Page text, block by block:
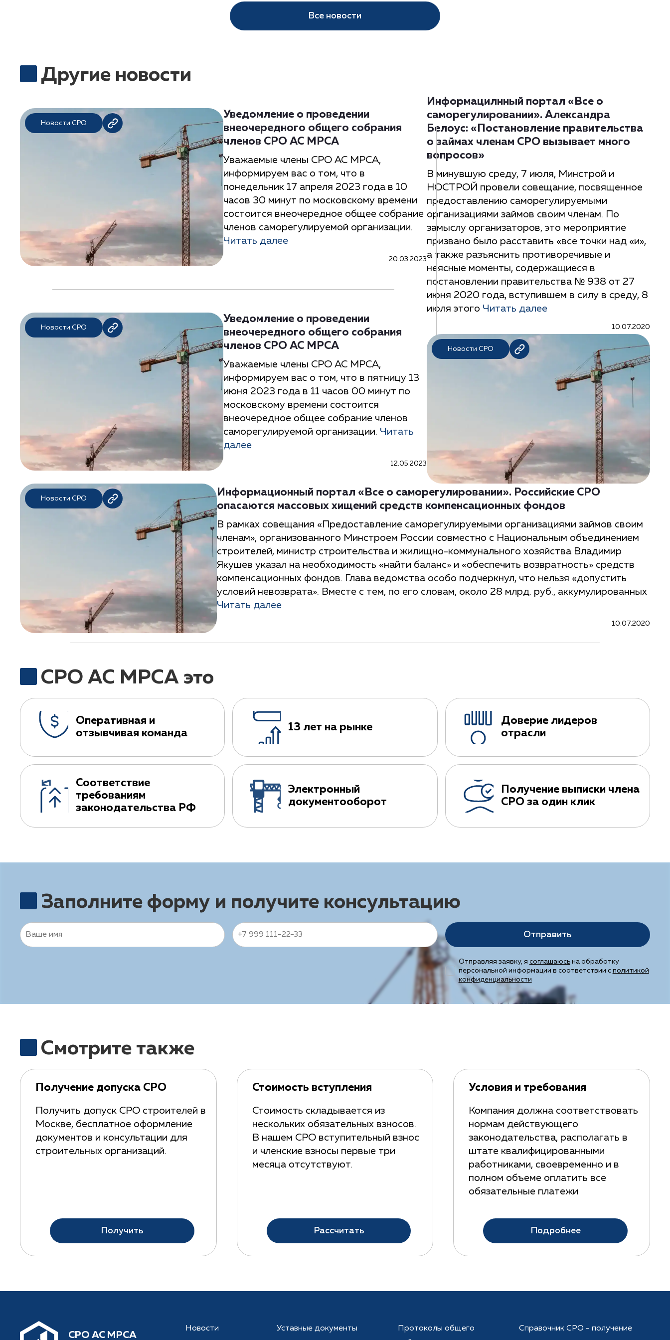
Все новости
Другие новости
Новости СРО
Уведомление о проведении
внеочередного общего собрания
членов СРО АС МРСА
Уважаемые члены СРО АС МРСА,
информируем вас о том, что в
понедельник 17 апреля 2023 года в 10
часов 30 минут по московскому времени
состоится внеочередное общее собрание
членов саморегулируемой организации.
Читать далее
20.03.2023
Новости СРО
Уведомление о проведении
внеочередного общего собрания
членов СРО АС МРСА
Уважаемые члены СРО АС МРСА,
информируем вас о том, что в пятницу 13
июня 2023 года в 11 часов 00 минут по
московскому времени состоится
внеочередное общее собрание членов
саморегулируемой организации. Читать
далее
12.05.2023
Информацилнный портал «Все о
саморегулировании». Александра
Белоус: «Постановление правительства
о займах членам СРО вызывает много
вопросов»
В минувшую среду, 7 июля, Минстрой и
НОСТРОЙ провели совещание, посвященное
предоставлению саморегулируемыми
организациями займов своим членам. По
замыслу организаторов, это мероприятие
призвано было расставить «все точки над «и»,
а также разъяснить противоречивые и
неясные моменты, содержащиеся в
постановлении правительства № 938 от 27
июня 2020 года, вступившем в силу в среду, 8
июля этого Читать далее
10.07.2020
Новости СРО
Новости СРО
Информационный портал «Все о саморегулировании». Российские СРО
опасаются массовых хищений средств компенсационных фондов
В рамках совещания «Предоставление саморегулируемыми организациями займов своим
членам», организованного Минстроем России совместно с Национальным объединением
строителей, министр строительства и жилищно-коммунального хозяйства Владимир
Якушев указал на необходимость «найти баланс» и «обеспечить возвратность» средств
компенсационных фондов. Глава ведомства особо подчеркнул, что нельзя «допустить
условий невозврата». Вместе с тем, по его словам, около 28 млрд. руб., аккумулированных
Читать далее
10.07.2020
СРО АС МРСА это
Оперативная и
отзывчивая команда
13 лет на рынке
Доверие лидеров
отрасли
Соответствие
требованиям
законодательства РФ
Электронный
документооборот
Получение выписки члена
СРО за один клик
Заполните форму и получите консультацию
Отправить
Отправляя заявку, я соглашаюсьна обработку
персональной информации в соответствии с политикой
конфиденциальности
Смотрите также
Получение допуска СРО
Получить допуск СРО строителей в
Москве, бесплатное оформление
документов и консультации для
строительных организаций.
Получить
Стоимость вступления
Стоимость складывается из
нескольких обязательных взносов.
В нашем СРО вступительный взнос
и членские взносы первые три
месяца отсутствуют.
Рассчитать
Условия и требования
Компания должна соответствовать
нормам действующего
законодательства, располагать в
штате квалифицированными
работниками, своевременно и в
полном объеме оплатить все
обязательные платежи
Подробнее
CРО АС МРСА
Новости Уставные документы
Протоколы общего
Справочник СРО - получение